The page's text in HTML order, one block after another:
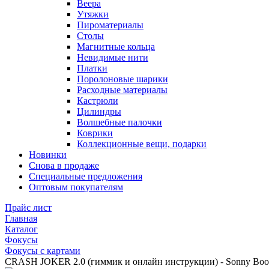
Веера
Утяжки
Пироматериалы
Столы
Магнитные кольца
Невидимые нити
Платки
Поролоновые шарики
Расходные материалы
Кастрюли
Цилиндры
Волшебные палочки
Коврики
Коллекционные вещи, подарки
Новинки
Снова в продаже
Специальные предложения
Оптовым покупателям
Прайс лист
Главная
Каталог
Фокусы
Фокусы с картами
CRASH JOKER 2.0 (гиммик и онлайн инструкции) - Sonny